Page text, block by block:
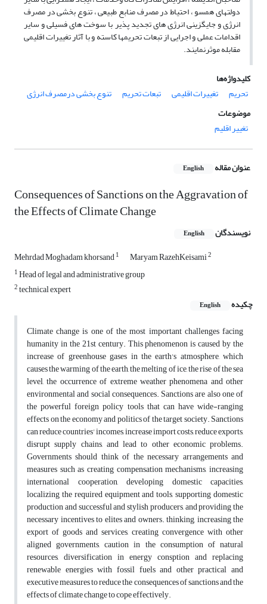
دولتهای همسو ، احتیاط در مصرف منابع طبیعی ، تنوع بخشی در مصرف
انرژی و جایگزینی انرژی های تجدید پذیر با سوخت های فسیلی و سایر
اقدامات عملی و اجرایی از تبعات تحریمها کاسته و با آثار تغییرات اقلیمی
مقابله موثرنمایند.
کلیدواژه‌ها
تحریم
تغییرات اقلیمی تبعات تحریم
تنوع بخشی درمصرف انرژی
موضوعات
تغییر اقلیم
عنوان مقاله English
Consequences of Sanctions on the Aggravation of
the Effects of Climate Change
نویسندگان English
Mehrdad Moghadam khorsand1 Maryam RazehKeisami2
1Head of legal and administrative group
2technical expert
چکیده
English
Climate change is one of the most important challenges facing
humanity in the 21st century. This phenomenon is caused by the
increase of greenhouse gases in the earth's atmosphere, which
causes the warming of the earth, the melting of ice, the rise of the sea
level, the occurrence of extreme weather phenomena and other
environmental and social consequences. Sanctions are also one of
the powerful foreign policy tools that can have wide-ranging
effects on the economy and politics of the target society. Sanctions
can reduce countries' incomes, increase import costs, reduce exports,
disrupt supply chains, and lead to other economic problems.
Governments should think of the necessary arrangements and
measures such as creating compensation mechanisms, increasing
international cooperation, developing domestic capacities,
localizing the required equipment and tools, supporting domestic
production and successful and stylish producers, and providing the
necessary incentives to elites and owners. thinking, increasing the
export of goods and services, creating convergence with other
aligned governments, caution in the consumption of natural
resources, diversification in energy consption and replacing
renewable energies with fossil fuels and other practical and
executive measures to reduce the consequences of sanctions and the
effects of climate change to cope effectively.